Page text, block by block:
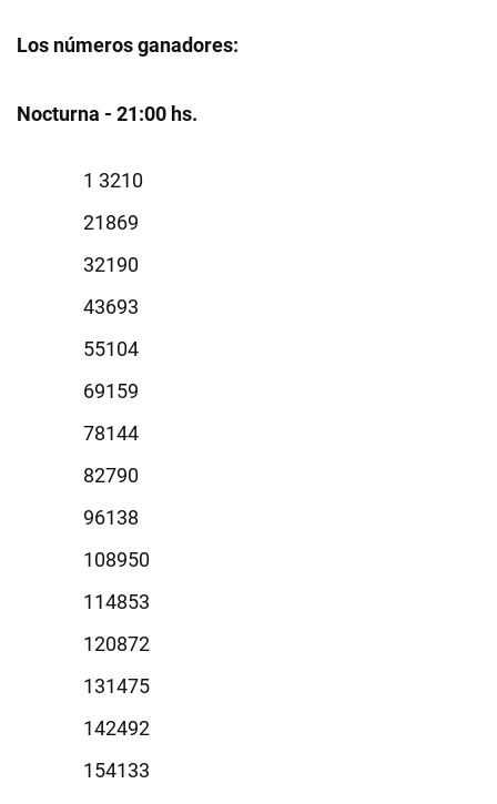
Los números ganadores:
Nocturna - 21:00 hs.
3210
1869
2190
3693
5104
9159
8144
2790
6138
8950
4853
0872
1475
2492
4133